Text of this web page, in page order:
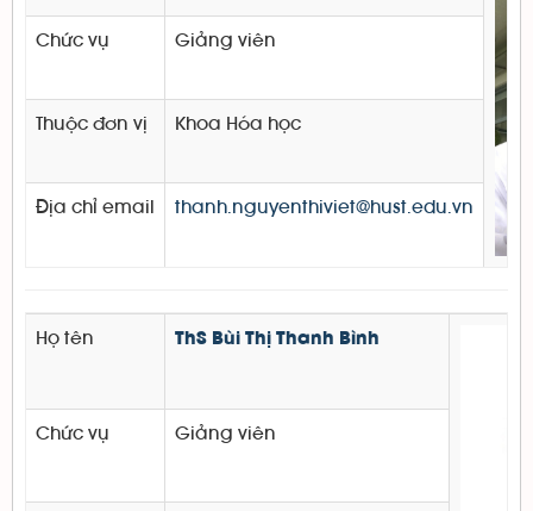
Chức vụ Giảng viên
Thuộc đơn vị Khoa Hóa học
Địa chỉ email thanh.nguyenthiviet@hust.edu.vn
Họ tên ThS Bùi Thị Thanh Bình
Chức vụ Giảng viên